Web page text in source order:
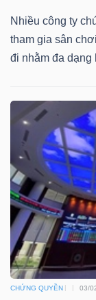
Nhiều công ty
tham gia sân
đi nhằm đa dạng
CHỨNG QUYỀN 03/
DỊCH
VỤ
TRUYỀN
TIỆN
ÍCH
BẤT
ĐỘNG